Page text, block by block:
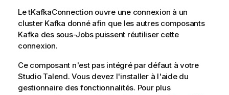
LetKafkaConnection ouvre une connexion à un
cluster Kafka donné afin que les autres composants
Kafka des sous-Jobs puissent réutiliser cette
connexion.
Ce composant n'est pas intégré par défaut à votre
Studio Talend. Vous devez l'installer à l'aide du
gestionnaire des fonctionnalités. Pour plus